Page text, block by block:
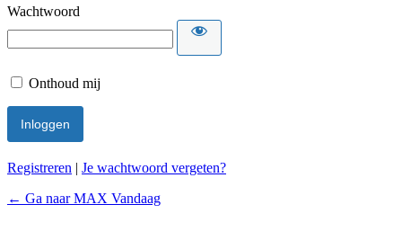
Wachtwoord
Onthoud mij
Registreren | Je wachtwoord vergeten?
← Ga naar MAX Vandaag